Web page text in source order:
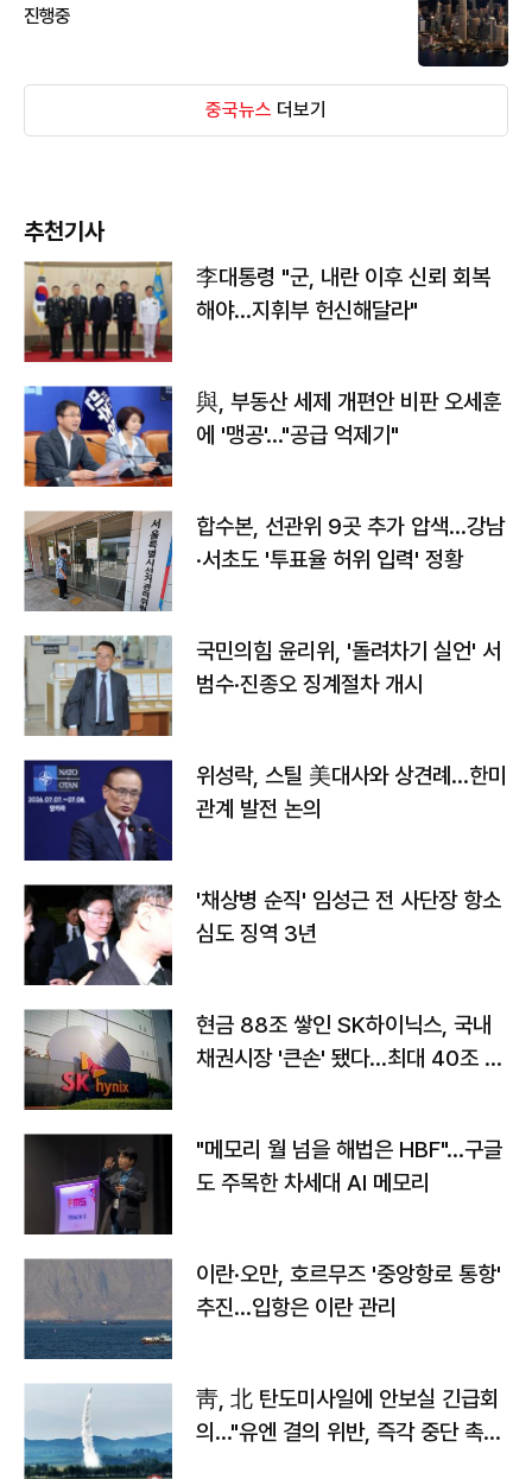
진행중
중국뉴스 더보기
추천기사
李대통령 "군, 내란 이후 신뢰 회복
해야…지휘부 헌신해달라"
與, 부동산 세제 개편안 비판 오세훈
에 '맹공'…"공급 억제기"
합수본, 선관위 9곳 추가 압색…강남
·서초도 '투표율 허위 입력' 정황
국민의힘 윤리위, '돌려차기 실언' 서
범수·진종오 징계절차 개시
위성락, 스틸 美대사와 상견례…한미
관계 발전 논의
'채상병 순직' 임성근 전 사단장 항소
심도 징역 3년
현금 88조 쌓인 SK하이닉스, 국내
채권시장 '큰손' 됐다…최대 40조 투
"메모리 월 넘을 해법은 HBF"…구글
도 주목한 차세대 AI 메모리
이란·오만, 호르무즈 '중앙항로 통항'
추진…입항은 이란 관리
靑, 北 탄도미사일에 안보실 긴급회
의…"유엔 결의 위반, 즉각 중단 촉